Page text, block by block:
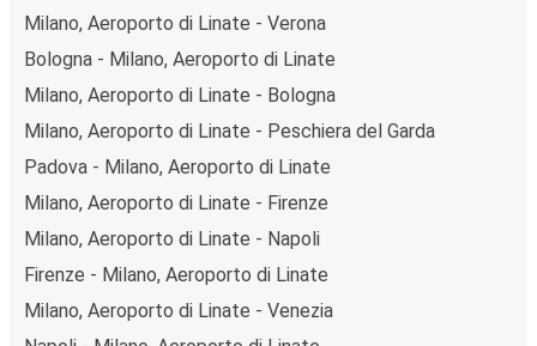
Milano, Aeroporto di Linate - Verona
Bologna - Milano, Aeroporto di Linate
Milano, Aeroporto di Linate - Bologna
Milano, Aeroporto di Linate - Peschiera del Garda
Padova - Milano, Aeroporto di Linate
Milano, Aeroporto di Linate - Firenze
Milano, Aeroporto di Linate - Napoli
Firenze - Milano, Aeroporto di Linate
Milano, Aeroporto di Linate - Venezia